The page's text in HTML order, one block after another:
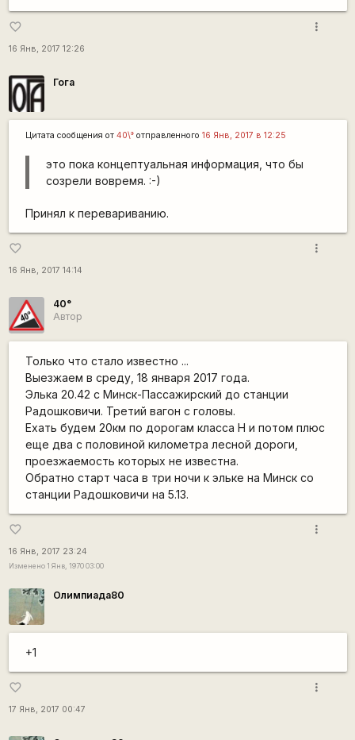
favorite_border
16 Янв, 2017 12:26
more_vert
Гога
Цитата сообщения от 40\°отправленного 16 Янв, 2017 в 12:25
это пока концептуальная информация, что бы
созрели вовремя. :-)
Принял к перевариванию.
favorite_border
16 Янв, 2017 14:14
more_vert
40°
Автор
Только что стало известно ...
Выезжаем в среду, 18 января 2017 года.
Элька 20.42 с Минск-Пассажирский до станции
Радошковичи. Третий вагон с головы.
Ехать будем 20км по дорогам класса Н и потом плюс
еще два с половиной километра лесной дороги,
проезжаемость которых не известна.
Обратно старт часа в три ночи к эльке на Минск со
станции Радошковичи на 5.13.
favorite_border
16 Янв, 2017 23:24
Изменено 1 Янв, 1970 03:00
more_vert
Олимпиада80
+1
favorite_border
17 Янв, 2017 00:47
more_vert